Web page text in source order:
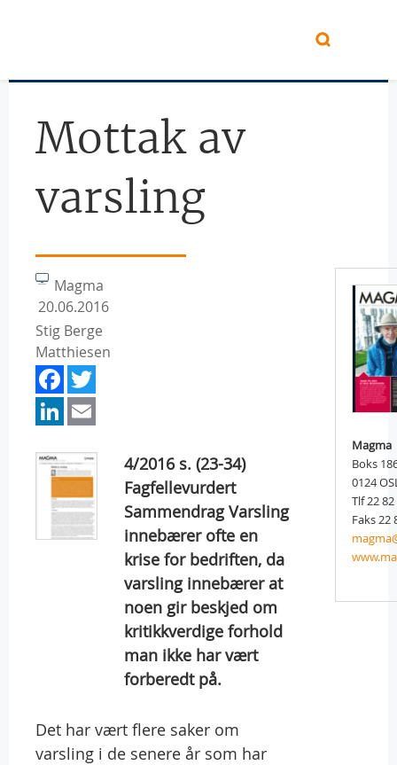
Mottak av
varsling
Magma
20.06.2016
Stig Berge
Matthiesen
Facebook
LinkedIn
4/2016 s. (23-34)
Fagfellevurdert
Sammendrag Varsling
innebærer ofte en
krise for bedriften, da
varsling innebærer at
noen gir beskjed om
kritikkverdige forhold
man ikke har vært
forberedt på.
Det har vært flere saker om
varsling i de senere år som har
Magma
Boks
0124
Tlf 22
Faks 22